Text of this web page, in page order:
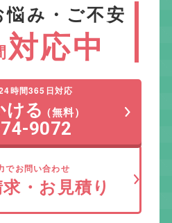
み・ご不安
対応中
時間365日対応
ける（無料）
9072
でお問い合わせ
・お見積り